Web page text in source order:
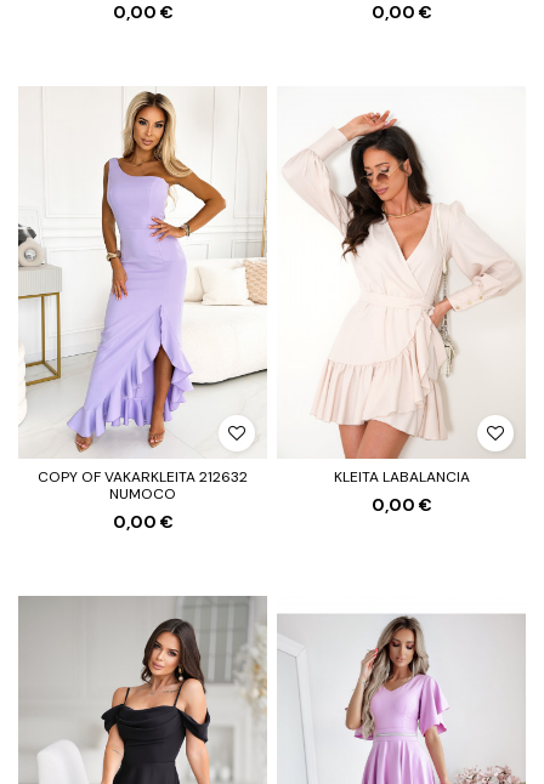
0,00 € 0,00 €
COPY OF VAKARKLEITA 212632
NUMOCO
0,00 €
KLEITA LABALANCIA
0,00 €